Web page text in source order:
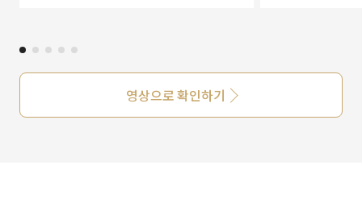
영상으로 확인하기